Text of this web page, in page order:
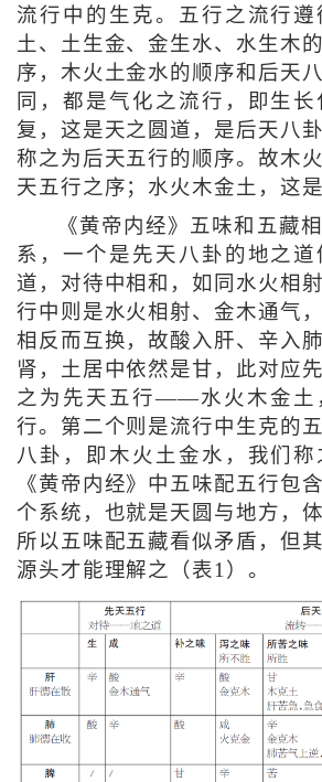
流行中的生克。五行之流行
土、土生金、金生水、水生木
序，木火土金水的顺序和后天
同，都是气化之流行，即生
复，这是天之圆道，是后天八
称之为后天五行的顺序。故木
天五行之序；水火木金土，这
《黄帝内经》五味和五藏
系，一个是先天八卦的地之
道，对待中相和，如同水火相
行中则是水火相射、金木通气
相反而互换，故酸入肝、辛入
肾，土居中依然是甘，此对应
之为先天五行——水火木金土
行。第二个则是流行中生克的
八卦，即木火土金水，我们称
《黄帝内经》中五味配五行包
个系统，也就是天圆与地方，
所以五味配五藏看似矛盾，但
源头才能理解之（表1）。